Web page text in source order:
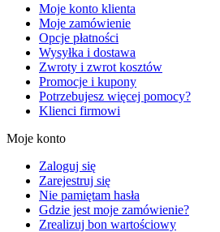
Moje konto klienta
Moje zamówienie
Opcje płatności
Wysyłka i dostawa
Zwroty i zwrot kosztów
Promocje i kupony
Potrzebujesz więcej pomocy?
Klienci firmowi
Moje konto
Zaloguj się
Zarejestruj się
Nie pamiętam hasła
Gdzie jest moje zamówienie?
Zrealizuj bon wartościowy